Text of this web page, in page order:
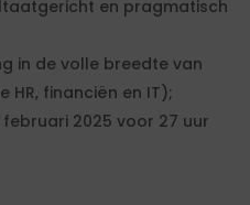
en pragmatisch
in de volle breedte van
financiën en IT);
2025 voor 27 uur